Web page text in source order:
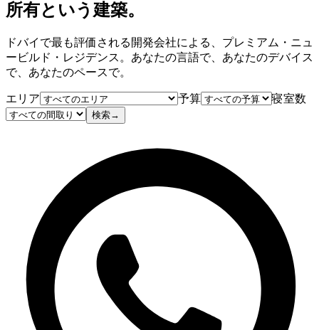
所有という建築。
ドバイで最も評価される開発会社による、プレミアム・ニュ
ービルド・レジデンス。あなたの言語で、あなたのデバイス
で、あなたのペースで。
エリア 予算 寝室数
検索→